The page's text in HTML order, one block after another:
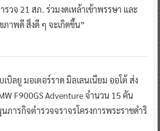
รวจ 21 สภ. ร่วมงดเหล้าเข้าพรรษา และ
าพดี สิ่งดี ๆ จะเกิดขึ้น”
เบิลยู มอเตอร์ราด มิลเลนเนียม ออโต้ ส่ง
F900GS Adventure จำนวน 15 คัน
ภารกิจตำรวจจราจรโครงการพระราชดำริ